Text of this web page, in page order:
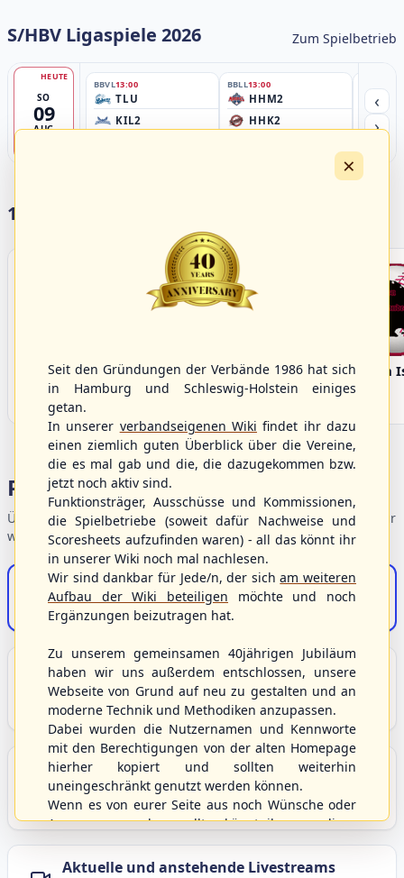
S/HBV Ligaspiele 2026 Zum Spielbetrieb
SO
09
AUG
HEUTE
BBVL13:00
TLU
KIL2
BBLL13:00
HHM2
HHK2
Ballpark
‹
›
17 Vereine im S/HBV
Bargenstedt
Beavers
Elmshorn Alligators Fehmarn
Portalbereiche
Übersicht der Verbandsbereiche – wählen Sie einen Einstieg für
weiterführende Informationen.
S/HBV-Shop
Der Onlineshop des S/HBV
Unser Sport
Grundlagen und Hintergründe zu Baseball, Softball
und Baseball5.
Berichte und Neuigkeiten
Aktuelle Meldungen, Berichte und Nachrichten aus
dem S/HBV, Deutschland und der Welt.
Aktuelle und anstehende Livestreams
×
Seit den Gründungen der Verbände 1986 hat sich
in Hamburg und Schleswig-Holstein einiges
getan.
In unserer verbandseigenen Wiki findet ihr dazu
einen ziemlich guten Überblick über die Vereine,
die es mal gab und die, die dazugekommen bzw.
jetzt noch aktiv sind.
Funktionsträger, Ausschüsse und Kommissionen,
die Spielbetriebe (soweit dafür Nachweise und
Scoresheets aufzufinden waren) - all das könnt ihr
in unserer Wiki noch mal nachlesen.
Wir sind dankbar für Jede/n, der sicham weiteren
Aufbau der Wiki beteiligen möchte und noch
Ergänzungen beizutragen hat.
Zu unserem gemeinsamen 40jährigen Jubiläum
haben wir uns außerdem entschlossen, unsere
Webseite von Grund auf neu zu gestalten und an
moderne Technik und Methodiken anzupassen.
Dabei wurden die Nutzernamen und Kennworte
mit den Berechtigungen von der alten Homepage
hierher kopiert und sollten weiterhin
uneingeschränkt genutzt werden können.
Wenn es von eurer Seite aus noch Wünsche oder
Anregungen geben sollte, könnt ihr uns diese
gerne an die Verbandsadresseinfo@shbvnet.de
schicken.